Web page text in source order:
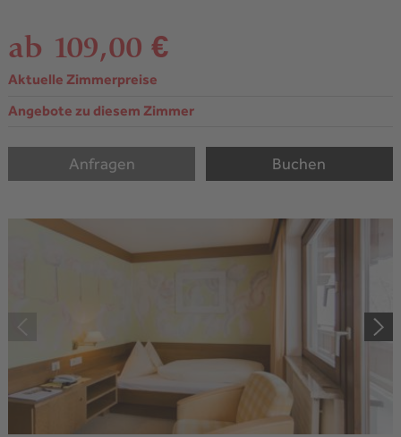
ab 109,00 €
Aktuelle Zimmerpreise
Angebote zu diesem Zimmer
Anfragen Buchen